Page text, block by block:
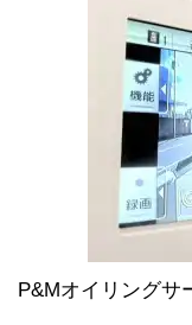
P&Mオイリングサ